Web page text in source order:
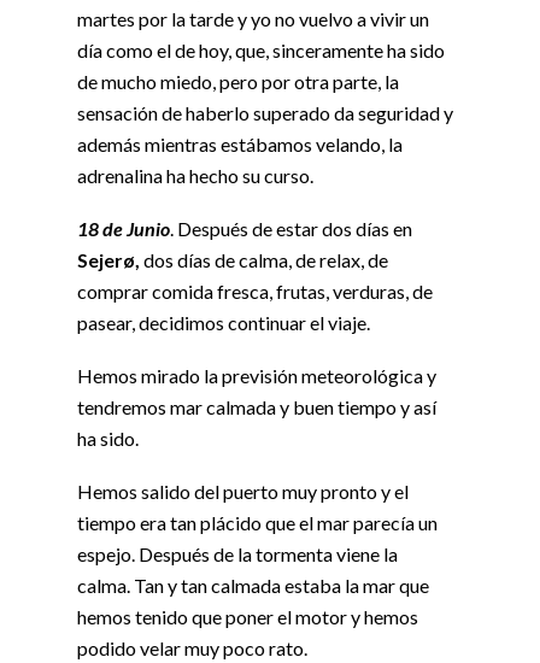
martes por la tarde y yo no vuelvo a vivir un
día como el de hoy, que, sinceramente ha sido
de mucho miedo, pero por otra parte, la
sensación de haberlo superado da seguridad y
además mientras estábamos velando, la
adrenalina ha hecho su curso.
18 de Junio . Después de estar dos días en
Sejerø, dos días de calma, de relax, de
comprar comida fresca, frutas, verduras, de
pasear, decidimos continuar el viaje.
Hemos mirado la previsión meteorológica y
tendremos mar calmada y buen tiempo y así
ha sido.
Hemos salido del puerto muy pronto y el
tiempo era tan plácido que el mar parecía un
espejo. Después de la tormenta viene la
calma. Tan y tan calmada estaba la mar que
hemos tenido que poner el motor y hemos
podido velar muy poco rato.